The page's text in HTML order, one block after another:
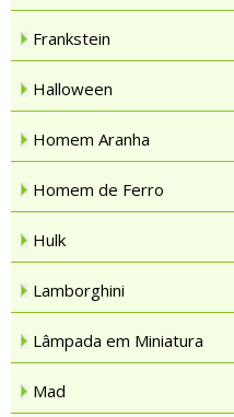
Frankstein
Halloween
Homem Aranha
Homem de Ferro
Hulk
Lamborghini
Lâmpada em Miniatura
Mad